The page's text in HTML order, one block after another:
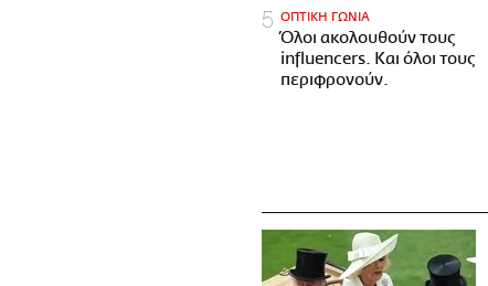
ΟΠΤΙΚΗ ΓΩΝΙΑ
Όλοι ακολουθούν τους
influencers. Και όλοι τους
περιφρονούν.